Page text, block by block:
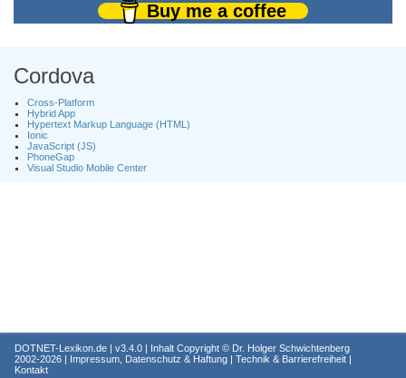
Buy me a coffee
Cordova
Cross-Platform
Hybrid App
Hypertext Markup Language (HTML)
Ionic
JavaScript (JS)
PhoneGap
Visual Studio Mobile Center
DOTNET-Lexikon.de | v3.4.0 | Inhalt Copyright © Dr. Holger Schwichtenberg
2002-2026 | Impressum, Datenschutz & Haftung | Technik & Barrierefreiheit |
Kontakt